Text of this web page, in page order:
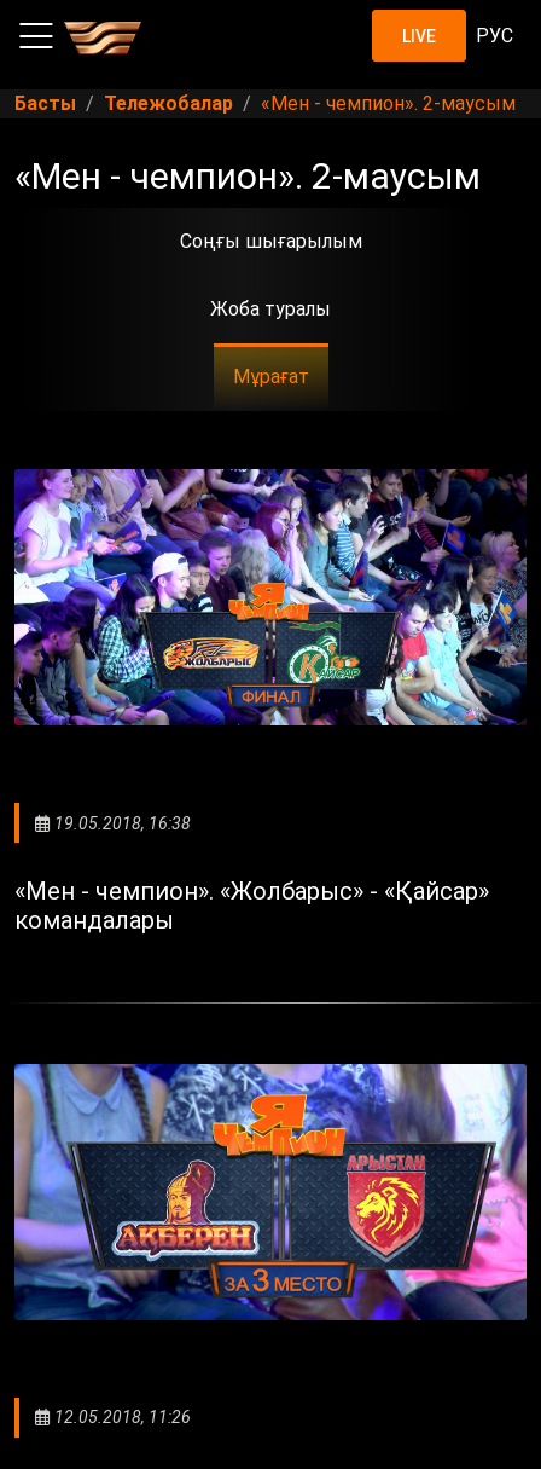
LIVE РУС
Басты Тележобалар «Мен - чемпион». 2-маусым
«Мен - чемпион». 2-маусым
Соңғы шығарылым
Жоба туралы
Мұрағат
19.05.2018, 16:38
«Мен - чемпион». «Жолбарыс» - «Қайсар»
командалары
12.05.2018, 11:26